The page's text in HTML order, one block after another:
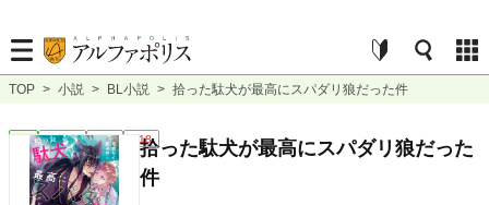
TOP > 小説 > BL小説 > 拾った駄犬が最高にスパダリ狼だった件
BL 連載中 長編 R18
拾った駄犬が最高にスパダリ狼だった
件